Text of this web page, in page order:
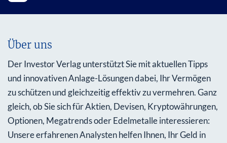
Über uns
Der Investor Verlag unterstützt Sie mit aktuellen Tipps
und innovativen Anlage-Lösungen dabei, Ihr Vermögen
zu schützen und gleichzeitig effektiv zu vermehren. Ganz
gleich, ob Sie sich für Aktien, Devisen, Kryptowährungen,
Optionen, Megatrends oder Edelmetalle interessieren:
Unsere erfahrenen Analysten helfen Ihnen, Ihr Geld in